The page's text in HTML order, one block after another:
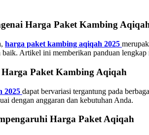
Harga Paket Kambing
harga paket kambing aqiqah 2025
Artikel ini memberikan panduan lengkap
Paket Kambing Aqiqah
2025 dapat bervariasi tergantung pada
dengan anggaran dan kebutuhan Anda.
Harga Paket Aqiqah